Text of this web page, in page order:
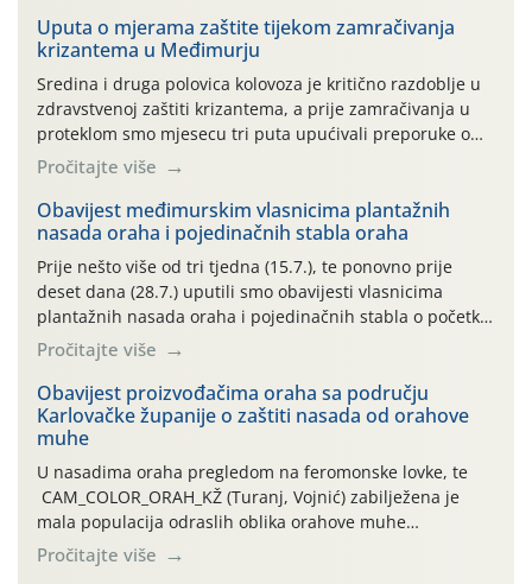
Uputa o mjerama zaštite tijekom zamračivanja
krizantema u Međimurju
Sredina i druga polovica kolovoza je kritično razdoblje u
zdravstvenoj zaštiti krizantema, a prije zamračivanja u
proteklom smo mjesecu tri puta upućivali preporuke o
preventivnim mjerama zaštite krizantema od najčešćih
uzročnika bolesti, štetnika i fito-fagnih grinja (23.7., 14.7.,
06.7.)! Na početku ovog mjeseca je zabilježeno je
povijesno i ekstremno vruće meteorološko razdoblje, uz
najviše temperature […]
Pročitajte više
Obavijest međimurskim vlasnicima plantažnih
nasada oraha i pojedinačnih stabla oraha
Prije nešto više od tri tjedna (15.7.), te ponovno prije
deset dana (28.7.) uputili smo obavijesti vlasnicima
plantažnih nasada oraha i pojedinačnih stabla o početku
leta i ovogodišnjoj potrebi usmjerenog suzbijanja
orahove muhe (Rhagoletis completa)! Već dvanaest dana
traje drugi ovogodišnji “toplinski udar”, koji naročito
izražen zadnja šest dana (31.7.-05.8.), jer najviše
temperature zraka svakodnevno […]
Pročitajte više
Obavijest proizvođačima oraha sa području
Karlovačke županije o zaštiti nasada od orahove
muhe
U nasadima oraha pregledom na feromonske lovke, te
CAM_COLOR_ORAH_KŽ (Turanj, Vojnić) zabilježena je
mala populacija odraslih oblika orahove muhe
(Rhagoletis completa). Niska brojnost može se objasniti
činjenicom da je riječ o mladim nasadima s vrlo malim
Pročitajte više